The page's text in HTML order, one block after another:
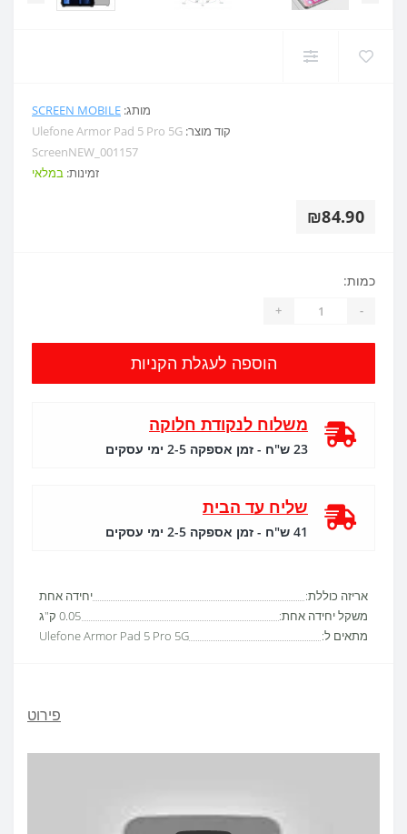
מותג: SCREEN MOBILE
קוד מוצר: Ulefone Armor Pad 5 Pro 5G
ScreenNEW_001157
זמינות: במלאי
₪84.90
אריזה כוללת:
יחידה אחת
משקל יחידה אחת:
0.05 ק"ג
מתאים ל:
Ulefone Armor Pad 5 Pro 5G
כמות:
-
+
הוספה לעגלת הקניות
משלוח לנקודת חלוקה
23 ש"ח - זמן אספקה 2-5 ימי עסקים
שליח עד הבית
41 ש"ח - זמן אספקה 2-5 ימי עסקים
פירוט